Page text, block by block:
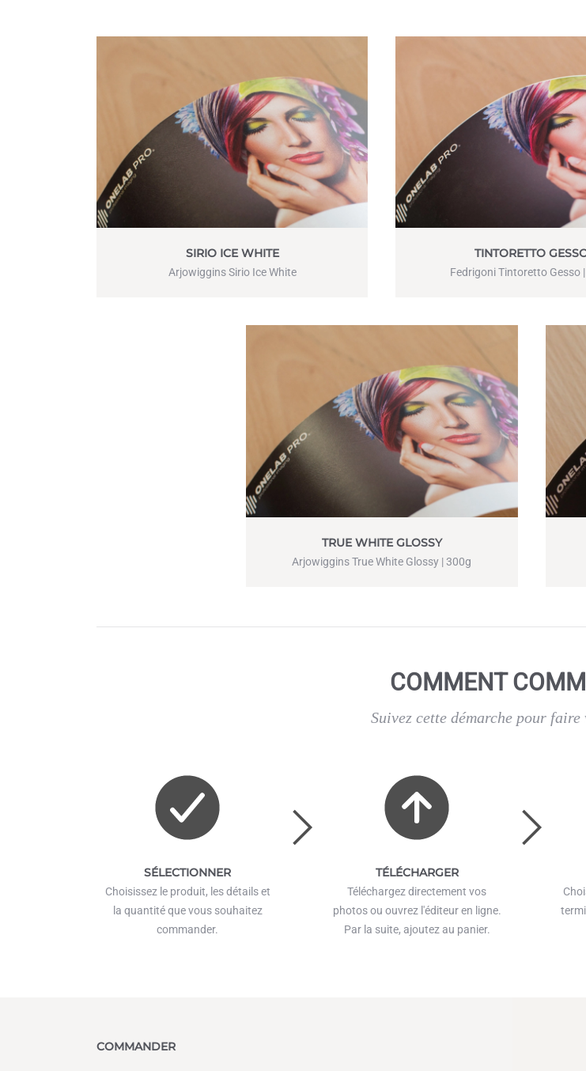
SIRIO ICE WHITE
Arjowiggins Sirio Ice White
TINTORETTO
Fedrigoni Tintoretto Gesso
TRUE WHITE GLOSSY
Arjowiggins True White Glossy | 300g
COMMENT
Suivez cette démarche pour faire
SÉLECTIONNER
Choisissez le produit, les détails et
la quantité que vous souhaitez
commander.
TÉLÉCHARGER
Téléchargez directement vos
photos ou ouvrez l'éditeur en ligne.
Par la suite, ajoutez au panier.
COMMANDER